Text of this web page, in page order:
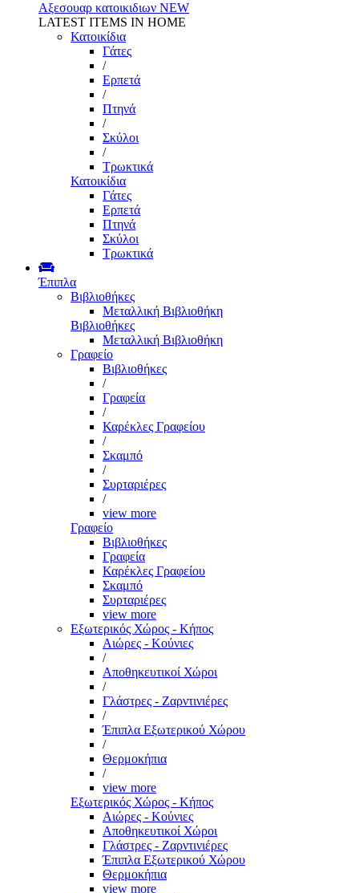
Αξεσουαρ κατοικιδιων NEW
LATEST ITEMS IN HOME
Κατοικίδια
Γάτες
/
Ερπετά
/
Πτηνά
/
Σκύλοι
/
Τρωκτικά
Κατοικίδια
Γάτες
Ερπετά
Πτηνά
Σκύλοι
Τρωκτικά
Έπιπλα
Βιβλιοθήκες
Μεταλλική Βιβλιοθήκη
Βιβλιοθήκες
Μεταλλική Βιβλιοθήκη
Γραφείο
Βιβλιοθήκες
/
Γραφεία
/
Καρέκλες Γραφείου
/
Σκαμπό
/
Συρταριέρες
/
view more
Γραφείο
Βιβλιοθήκες
Γραφεία
Καρέκλες Γραφείου
Σκαμπό
Συρταριέρες
view more
Εξωτερικός Χώρος - Κήπος
Αιώρες - Κούνιες
/
Αποθηκευτικοί Χώροι
/
Γλάστρες - Ζαρντινιέρες
/
Έπιπλα Εξωτερικού Χώρου
/
Θερμοκήπια
/
view more
Εξωτερικός Χώρος - Κήπος
Αιώρες - Κούνιες
Αποθηκευτικοί Χώροι
Γλάστρες - Ζαρντινιέρες
Έπιπλα Εξωτερικού Χώρου
Θερμοκήπια
view more